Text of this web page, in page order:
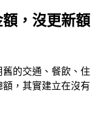
，沒更新額
的交通、餐飲、住
，其實建立在沒有